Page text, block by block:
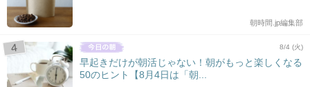
朝時間.jp編集部
8/4 (火)
早起きだけが朝活じゃない！朝がもっと楽しくなる
50のヒント【8月4日は「朝...